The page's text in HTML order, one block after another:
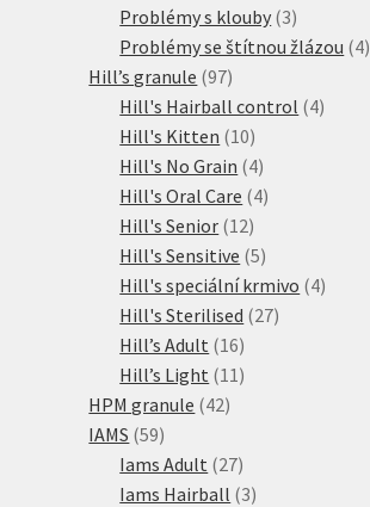
produkty
Problémy s klouby 33
produkty
Problémy se štítnou žlázou 44
Hill’s granule 9797
produktů
Hill's Hairball control 44
Hill's Kitten 1010
produktů
Hill's No Grain 44
produkty
Hill's Oral Care 44
Hill's Senior 1212
produktů
Hill's Sensitive 55
produktů
Hill's speciální krmivo 44
Hill's Sterilised 2727
Hill’s Adult 1616
produktů
Hill’s Light 11 11
HPM granule 4242
IAMS 5959
produktů
Iams Adult 2727
produktů
Iams Hairball 33